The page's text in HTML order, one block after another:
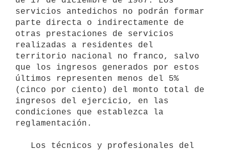
servicios antedichos no podrán formar
parte directa o indirectamente de
otras prestaciones de servicios
realizadas a residentes del
territorio nacional no franco, salvo
que los ingresos generados por estos
últimos representen menos del 5%
(cinco por ciento) del monto total de
ingresos del ejercicio, en las
condiciones que establezca la
reglamentación.